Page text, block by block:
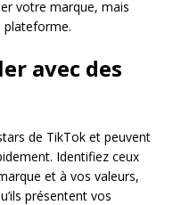
votre marque, mais
plateforme.
avec des
de TikTok et peuvent
Identifiez ceux
et à vos valeurs,
présentent vos